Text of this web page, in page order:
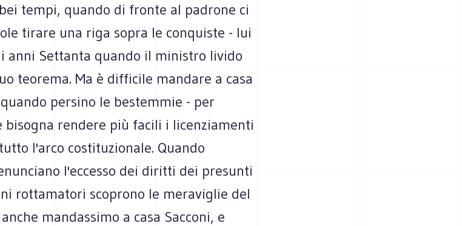
tempi, quando di fronte al padrone ci
tirare una riga sopra le conquiste - lui
anni Settanta quando il ministro livido
teorema. Ma è difficile mandare a casa
persino le bestemmie - per
bisogna rendere più facili i licenziamenti
l'arco costituzionale. Quando
l'eccesso dei diritti dei presunti
rottamatori scoprono le meraviglie del
mandassimo a casa Sacconi, e